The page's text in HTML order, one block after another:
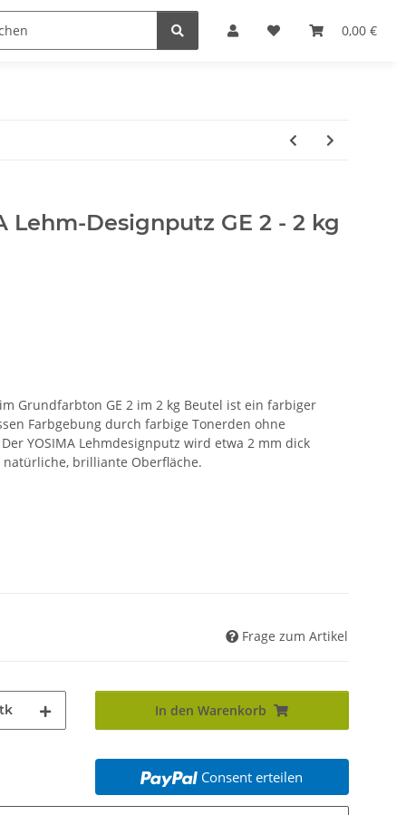
0,00 €
& Ölen Einfach machen
Lehm-Designputz GE 2 - 2 kg
Grundfarbton GE 2 im 2 kg Beutel ist ein farbiger
Farbgebung durch farbige Tonerden ohne
YOSIMA Lehmdesignputz wird etwa 2 mm dick
brilliante Oberfläche.
Frage zum Artikel
In den Warenkorb
Consent erteilen